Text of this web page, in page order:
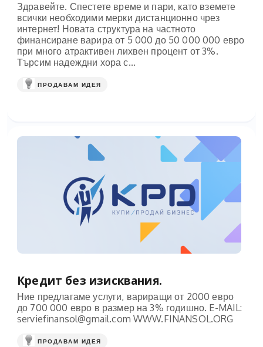
Здравейте. Спестете време и пари, като вземете
всички необходими мерки дистанционно чрез
интернет! Новата структура на частното
финансиране варира от 5 000 до 50 000 000 евро
при много атрактивен лихвен процент от 3%.
Търсим надеждни хора с...
ПРОДАВАМ ИДЕЯ
Кредит без изисквания.
Ние предлагаме услуги, вариращи от 2000 евро
до 700 000 евро в размер на 3% годишно. E-MAIL:
serviefinansol@gmail.com WWW.FINANSOL.ORG
ПРОДАВАМ ИДЕЯ